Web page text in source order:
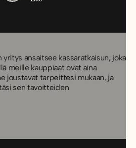
ansaitsee kassaratkaisun, joka
meille kauppiaat ovat aina
joustavat tarpeittesi mukaan, ja
sen tavoitteiden